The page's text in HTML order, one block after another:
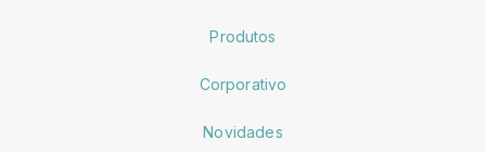
Produtos
Corporativo
Novidades